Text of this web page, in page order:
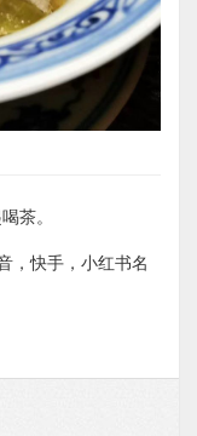
茶。
，快手，小红书名